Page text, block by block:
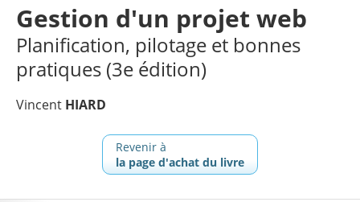
Gestion d'un projet web
Planification, pilotage et bonnes
pratiques (3e édition)
Vincent HIARD
Revenir à
la page d'achat du livre